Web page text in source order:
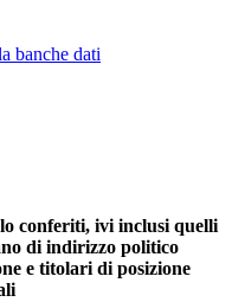
banche dati
conferiti, ivi inclusi quelli
di indirizzo politico
e titolari di posizione